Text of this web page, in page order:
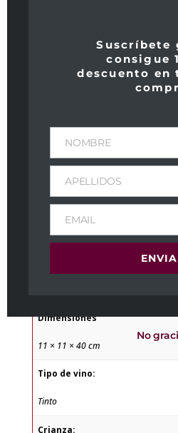
Aalto PS 2016
149,00€ IVA Incl
Dimensiones
11 × 11 × 40 cm
Tipo de vino:
Tinto
Crianza:
Suscríbete
consigue
descuento en
NOMBRE
APELLIDOS
EMAIL
No